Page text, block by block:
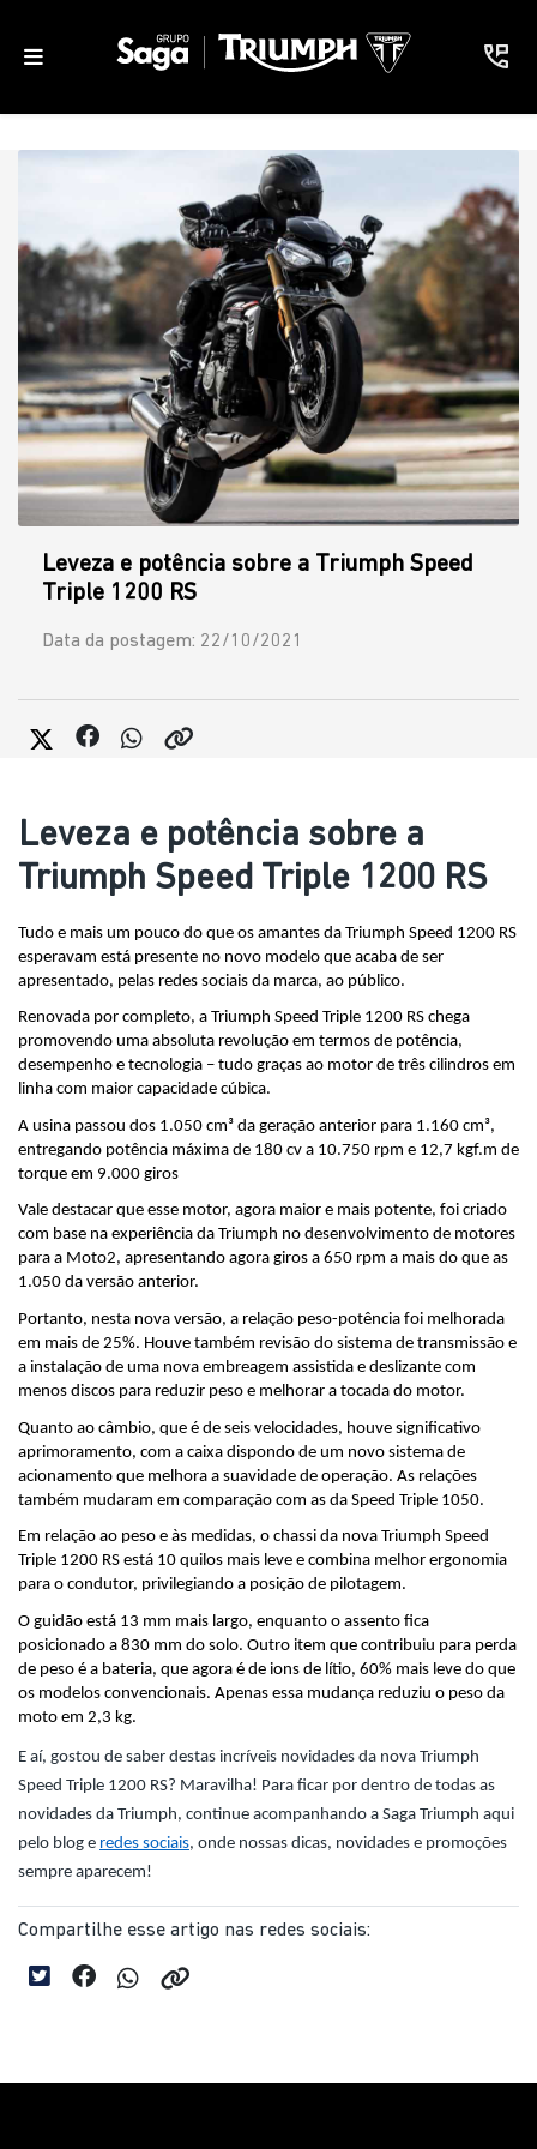
Leveza e potência sobre a Triumph Speed
Triple 1200 RS
Data da postagem: 22/10/2021
Leveza e potência sobre a
Triumph Speed Triple 1200 RS
Tudo e mais um pouco do que os amantes da Triumph Speed 1200 RS
esperavam está presente no novo modelo que acaba de ser
apresentado, pelas redes sociais da marca, ao público.
Renovada por completo, a Triumph Speed Triple 1200 RS chega
promovendo uma absoluta revolução em termos de potência,
desempenho e tecnologia – tudo graças ao motor de três cilindros em
linha com maior capacidade cúbica.
A usina passou dos 1.050 cm³ da geração anterior para 1.160 cm³,
entregando potência máxima de 180 cv a 10.750 rpm e 12,7 kgf.m de
torque em 9.000 giros
Vale destacar que esse motor, agora maior e mais potente, foi criado
com base na experiência da Triumph no desenvolvimento de motores
para a Moto2, apresentando agora giros a 650 rpm a mais do que as
1.050 da versão anterior.
Portanto, nesta nova versão, a relação peso-potência foi melhorada
em mais de 25%. Houve também revisão do sistema de transmissão e
a instalação de uma nova embreagem assistida e deslizante com
menos discos para reduzir peso e melhorar a tocada do motor.
Quanto ao câmbio, que é de seis velocidades, houve significativo
aprimoramento, com a caixa dispondo de um novo sistema de
acionamento que melhora a suavidade de operação. As relações
também mudaram em comparação com as da Speed Triple 1050.
Em relação ao peso e às medidas, o chassi da nova Triumph Speed
Triple 1200 RS está 10 quilos mais leve e combina melhor ergonomia
para o condutor, privilegiando a posição de pilotagem.
O guidão está 13 mm mais largo, enquanto o assento fica
posicionado a 830 mm do solo. Outro item que contribuiu para perda
de peso é a bateria, que agora é de ions de lítio, 60% mais leve do que
os modelos convencionais. Apenas essa mudança reduziu o peso da
moto em 2,3 kg.
E aí, gostou de saber destas incríveis novidades da nova Triumph
Speed Triple 1200 RS? Maravilha! Para ficar por dentro de todas as
novidades da Triumph, continue acompanhando a Saga Triumph aqui
pelo blog e redes sociais, onde nossas dicas, novidades e promoções
sempre aparecem!
Compartilhe esse artigo nas redes sociais: